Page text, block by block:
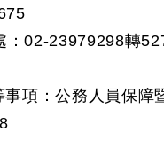
02-23979298轉
項：公務人員保障